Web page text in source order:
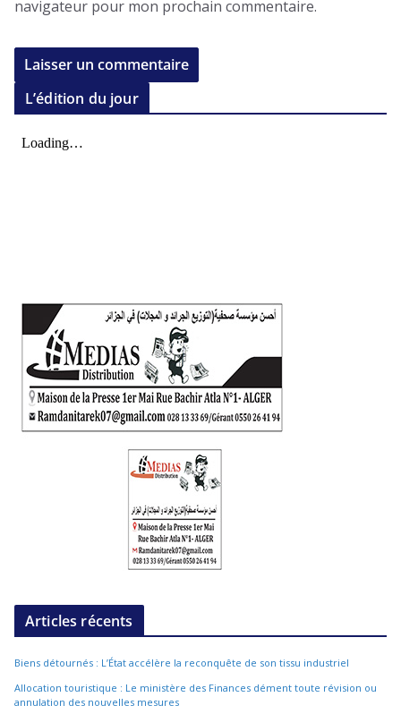
navigateur pour mon prochain commentaire.
L’édition du jour
Articles récents
Biens détournés : L’État accélère la reconquête de son tissu industriel
Allocation touristique : Le ministère des Finances dément toute révision ou
annulation des nouvelles mesures